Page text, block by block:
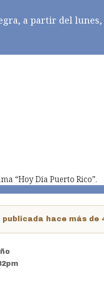
a partir del
“Hoy Día Puerto Rico”.
hace más de